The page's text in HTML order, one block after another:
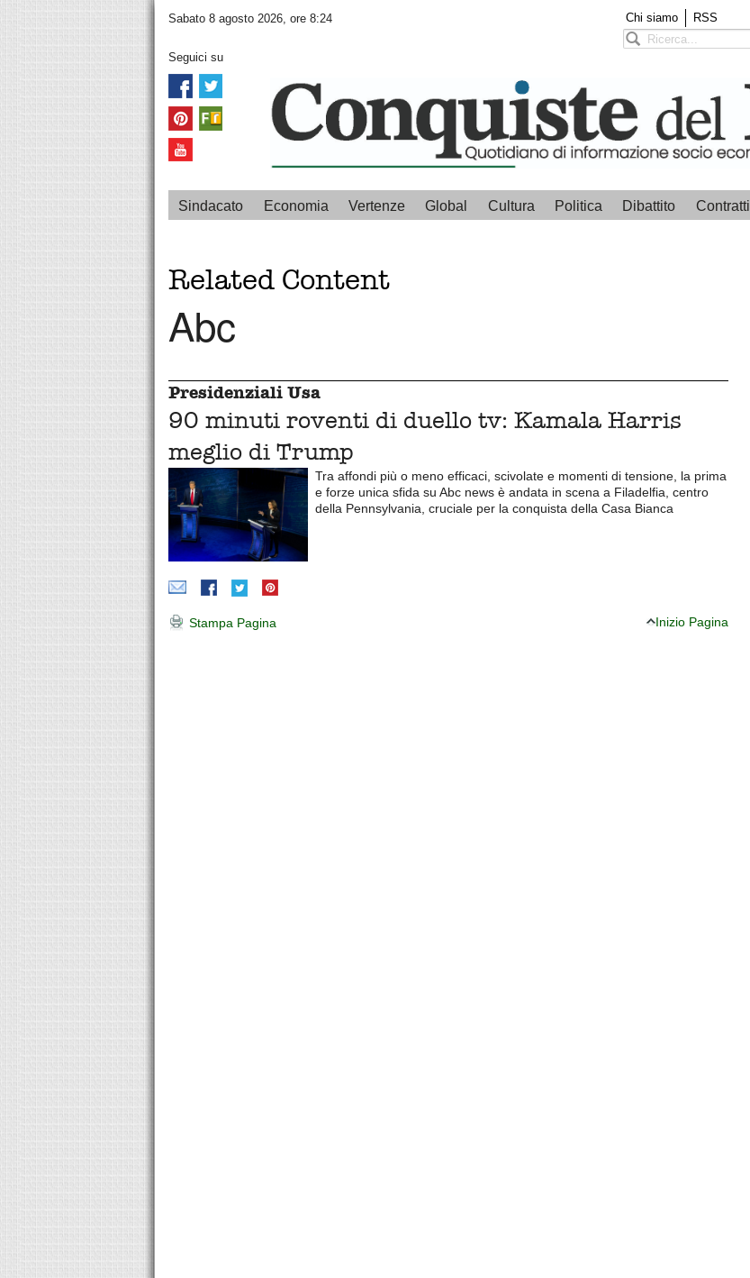
Sabato 8 agosto 2026, ore 8:24 Chi siamo RSS
Seguici su
Sindacato Economia Vertenze Global Cultura Politica Dibattito Contratti
Related Content
Abc
Presidenziali Usa
90 minuti roventi di duello tv: Kamala Harris
meglio di Trump
Tra affondi più o meno efficaci, scivolate e momenti di tensione, la prima
e forze unica sfida su Abc news è andata in scena a Filadelfia, centro
della Pennsylvania, cruciale per la conquista della Casa Bianca
Stampa Pagina Inizio Pagina